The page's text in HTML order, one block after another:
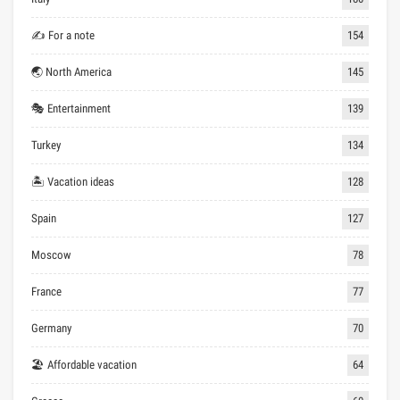
✍ For a note 154
🌏 North America 145
🎭 Entertainment 139
Turkey 134
🏝 Vacation ideas 128
Spain 127
Moscow 78
France 77
Germany 70
🏖 Affordable vacation 64